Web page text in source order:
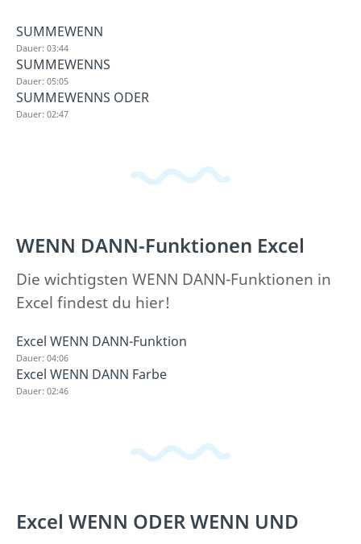
SUMMEWENN
Dauer: 03:44
SUMMEWENNS
Dauer: 05:05
SUMMEWENNS ODER
Dauer: 02:47
WENN DANN-Funktionen Excel
Die wichtigsten WENN DANN-Funktionen in
Excel findest du hier!
Excel WENN DANN-Funktion
Dauer: 04:06
Excel WENN DANN Farbe
Dauer: 02:46
Excel WENN ODER WENN UND